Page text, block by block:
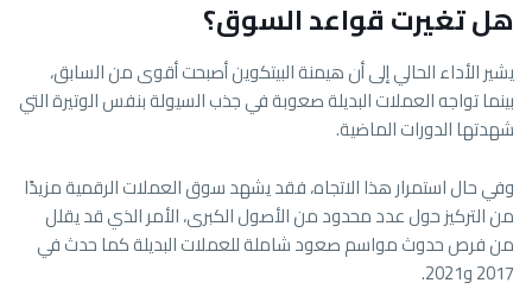
هل تغيرت قواعد السوق؟
يشير الأداء الحالي إلى أن هيمنة البيتكوين أصبحت أقوى من السابق،
بينما تواجه العملات البديلة صعوبة في جذب السيولة بنفس الوتيرة التي
شهدتها الدورات الماضية.
وفي حال استمرار هذا الاتجاه، فقد يشهد سوق العملات الرقمية مزيدًا
من التركيز حول عدد محدود من الأصول الكبرى، الأمر الذي قد يقلل
من فرص حدوث مواسم صعود شاملة للعملات البديلة كما حدث في
2017 و2021.